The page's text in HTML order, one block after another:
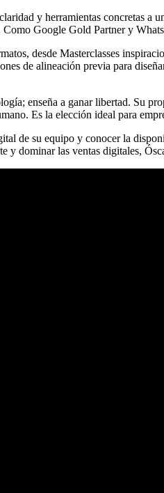
y herramientas concretas a
Google Gold Partner y
desde Masterclasses
de alineación previa para
enseña a ganar libertad. Su
Es la elección ideal para
de su equipo y conocer la
y dominar las ventas digitales,